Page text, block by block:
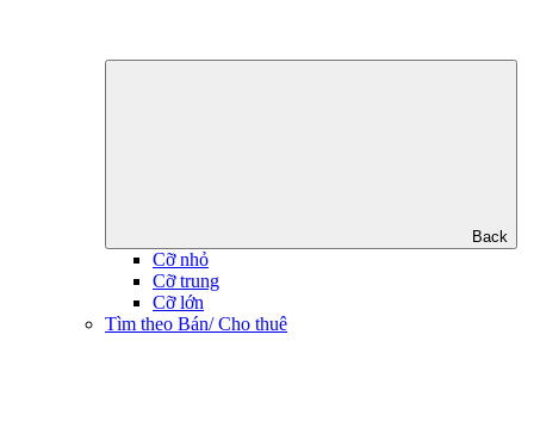
Back
Cỡ nhỏ
Cỡ trung
Cỡ lớn
Tìm theo Bán/ Cho thuê